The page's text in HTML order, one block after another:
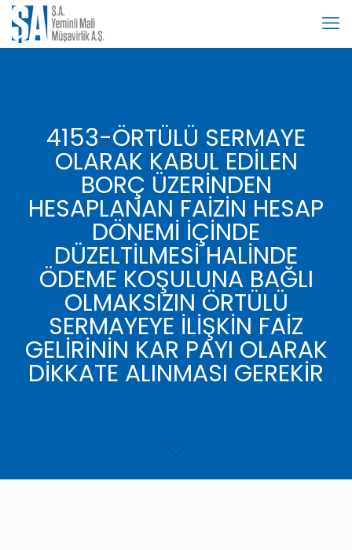
4153-ÖRTÜLÜ SERMAYE
OLARAK KABUL EDİLEN
BORÇ ÜZERİNDEN
HESAPLANAN FAİZİN HESAP
DÖNEMİ İÇİNDE
DÜZELTİLMESİ HALİNDE
ÖDEME KOŞULUNA BAĞLI
OLMAKSIZIN ÖRTÜLÜ
SERMAYEYE İLİŞKİN FAİZ
GELİRİNİN KAR PAYI OLARAK
DİKKATE ALINMASI GEREKİR